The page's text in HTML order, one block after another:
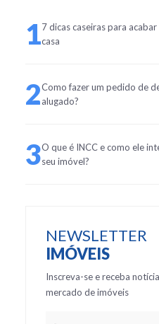
17 dicas caseiras para
casa
2Como fazer um pedido de
alugado?
3O que é INCC e como ele
seu imóvel?
NEWSLETTER
IMÓVEIS
Inscreva-se e receba
mercado de imóveis